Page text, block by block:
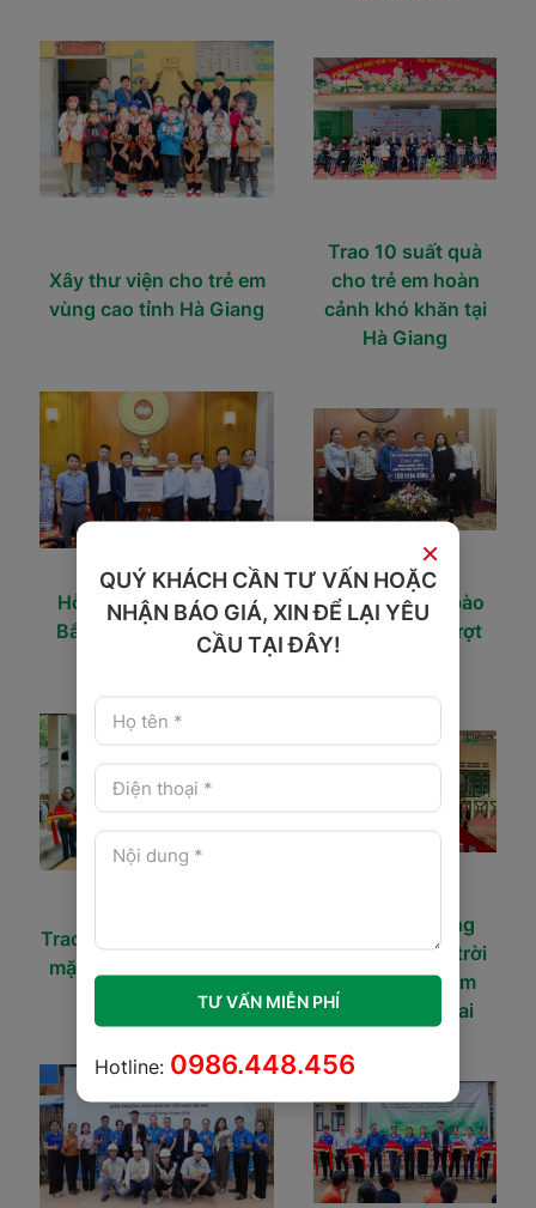
Xây thư viện cho trẻ em
vùng cao tỉnh Hà Giang
Trao 10 suất quà
cho trẻ em hoàn
cảnh khó khăn tại
Hà Giang
Hỗ trợ đồng bào Miền
Bắc vượt qua lũ lụt do
Ủng hộ đồng bào
Miền Trung vượt
Trao tặng công trình điện
mặt trời tại điểm trường
Suối Tung
Trao tặng công
trình điện mặt trời
thắp sáng điểm
trường Lào Cai
×
QUÝ KHÁCH CẦN TƯ VẤN HOẶC
NHẬN BÁO GIÁ, XIN ĐỂ LẠI YÊU
CẦU TẠI ĐÂY!
TƯ VẤN MIỄN PHÍ
Hotline: 0986.448.456